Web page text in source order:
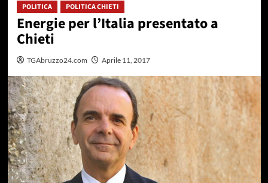
POLITICA POLITICA CHIETI
Energie per l’Italia presentato a
Chieti
TGAbruzzo24.com Aprile 11, 2017